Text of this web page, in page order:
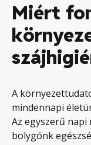
Miért
A
mindennapi
Az egyszerű
bolygónk